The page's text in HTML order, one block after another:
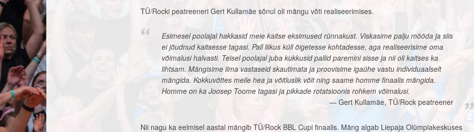
TÜ/Rocki peatreeneri Gert Kullamäe sõnul oli mängu võti realiseerimises.
Esimesel poolajal hakkasid meie kaitse eksimused rünnakust. Viskasime palju mööda ja siis
ei jõudnud kaitsesse tagasi. Pall liikus küll õigetesse kohtadesse, aga realiseerisime oma
võimalusi halvasti. Teisel poolajal juba kukkusid pallid paremini sisse ja nii oli kaitses ka
lihtsam. Mängisime ilma vastaseid skautimata ja proovisime igaühe vastu individuaalselt
mängida. Kokkuvõttes meile hea ja võitluslik võit ning saame homme finaalis mängida.
Homme on ka Joosep Toome tagasi ja pikkade rotatsioonis rohkem võimalusi.
Gert Kullamäe, TÜ/Rock peatreener
Nii nagu ka eelmisel aastal mängib TÜ/Rock BBL Cupi finaalis. Mäng algab Liepaja Olümpiakeskuses